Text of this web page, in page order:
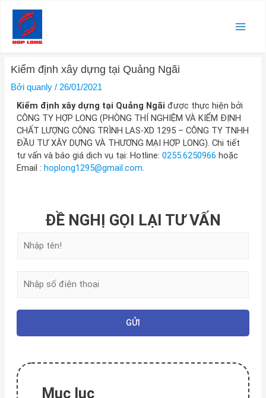
dung
Menu
Kiểm định xây dựng tại Quảng Ngãi
Bởi quanly / 26/01/2021
Kiểm định xây dựng tại Quảng Ngãi được thực hiện bởi
CÔNG TY HỢP LONG (PHÒNG THÍ NGHIỆM VÀ KIỂM ĐỊNH
CHẤT LƯỢNG CÔNG TRÌNH LAS-XD 1295 – CÔNG TY TNHH
ĐẦU TƯ XÂY DỰNG VÀ THƯƠNG MẠI HỢP LONG). Chi tiết
tư vấn và báo giá dịch vụ tại: Hotline: 0255.6250966 hoặc
Email : hoplong1295@gmail.com.
ĐỀ NGHỊ GỌI LẠI TƯ VẤN
n
n
h
i
*
GỬI
Mục lục
hướng
bài